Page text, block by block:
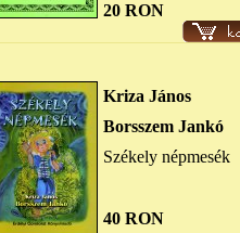
20 RON
Kriza János
Borsszem Jankó
Székely népmesék
40 RON